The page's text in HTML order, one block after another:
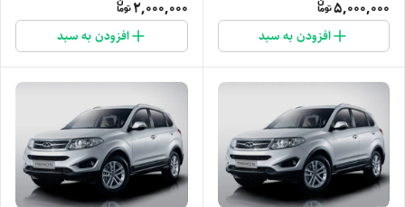
5,000,000
افزودن به سبد
2,000,000
افزودن به سبد